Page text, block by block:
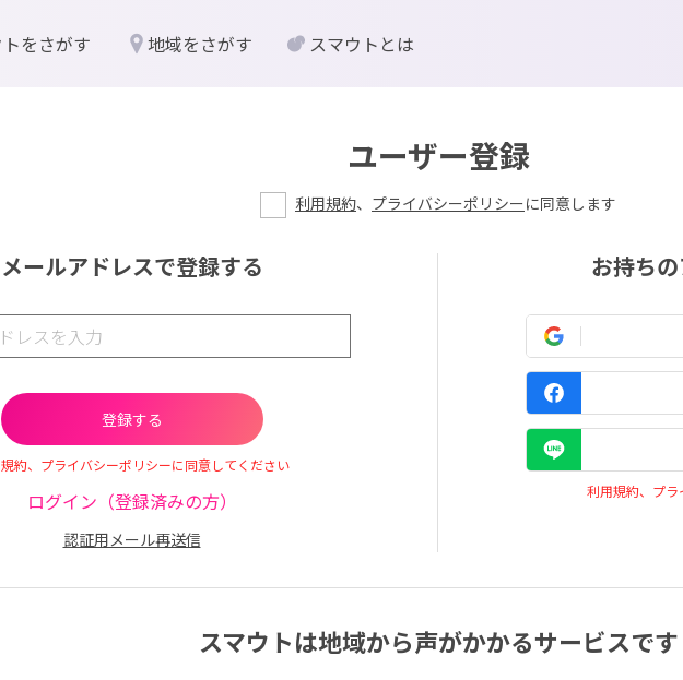
ユーザー登録
利用規約、 プライバシーポリシーに同意します
メールアドレスで登録する
約、プライバシーポリシーに同意してください
ログイン（登録済みの方）
認証用メール再送信
お持ち
利用規約、プ
スマウトは地域から声がかかるサービスです
をさがす 地域をさがす スマウトとは